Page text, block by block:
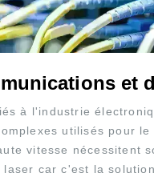
et
à l'industrie
utilisés pour
vitesse nécessitent
laser car c'est la